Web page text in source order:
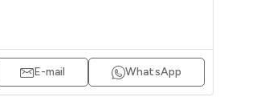
E-mail WhatsApp